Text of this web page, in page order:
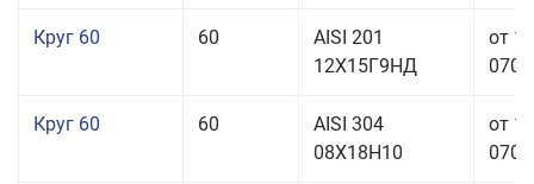
Круг 60 60
AISI 201
12Х15Г9НД
от
Круг 60 60
AISI 304
08Х18Н10
от